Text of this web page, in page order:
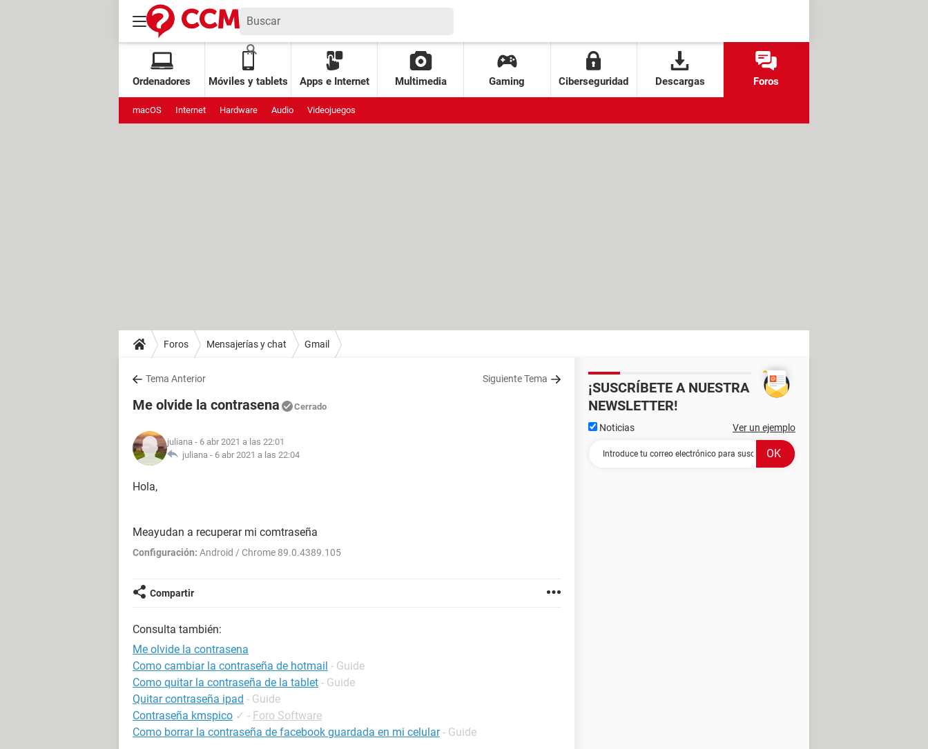
Ordenadores Móviles y tablets Apps e Internet Multimedia Gaming Ciberseguridad Descargas Foros
macOS Internet Hardware Audio Videojuegos
Foros Mensajerías y chat Gmail
Tema Anterior Siguiente Tema
Me olvide la contrasena Cerrado
juliana - 6 abr 2021 a las 22:01
juliana - 6 abr 2021 a las 22:04
Hola,
Meayudan a recuperar mi comtraseña
Configuración: Android / Chrome 89.0.4389.105
Compartir
Consulta también:
Me olvide la contrasena
Como cambiar la contraseña de hotmail - Guide
Como quitar la contraseña de la tablet - Guide
Quitar contraseña ipad - Guide
Contraseña kmspico ✓ - Foro Software
Como borrar la contraseña de facebook guardada en mi celular - Guide
¡SUSCRÍBETE A NUESTRA
NEWSLETTER!
Noticias Ver un ejemplo